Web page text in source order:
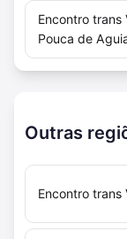
Encontro trans
Pouca de
Outras
Encontro trans